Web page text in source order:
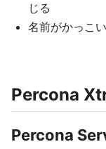
じる
名前がかっこ
Percona
Percona